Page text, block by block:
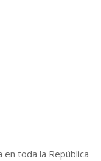
en toda la República